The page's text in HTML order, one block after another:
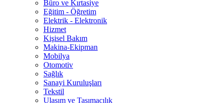
Büro ve Kırtasiye
Eğitim - Öğretim
Elektrik - Elektronik
Hizmet
Kişisel Bakım
Makina-Ekipman
Mobilya
Otomotiv
Sağlık
Sanayi Kuruluşları
Tekstil
Ulaşım ve Taşımacılık